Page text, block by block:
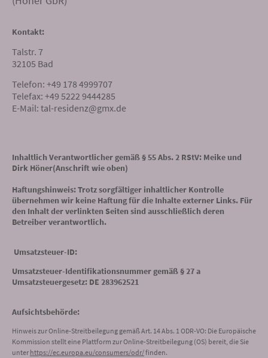
Kontakt:
Talstr. 7
32105 Bad
Telefon: +49 178 4999707
Telefax: +49 5222 9444285
E-Mail: tal-residenz@gmx.de
Inhaltlich Verantwortlicher gemäß § 55 Abs. 2 RStV: Meike und
Dirk Höner(Anschrift wie oben)
Haftungshinweis: Trotz sorgfältiger inhaltlicher Kontrolle
übernehmen wir keine Haftung für die Inhalte externer Links. Für
den Inhalt der verlinkten Seiten sind ausschließlich deren
Betreiber verantwortlich.
Umsatzsteuer-ID:
Umsatzsteuer-Identifikationsnummer gemäß § 27 a
Umsatzsteuergesetz: DE 283962521
Aufsichtsbehörde:
Hinweis zur Online-Streitbeilegung gemäß Art. 14 Abs. 1 ODR-VO: Die Europäische
Kommission stellt eine Plattform zur Online-Streitbeilegung (OS) bereit, die Sie
unter https://ec.europa.eu/consumers/odr/finden.